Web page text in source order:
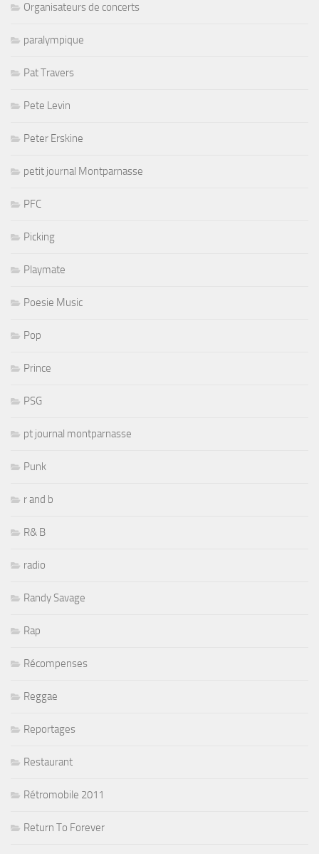
Organisateurs de concerts
paralympique
Pat Travers
Pete Levin
Peter Erskine
petit journal Montparnasse
PFC
Picking
Playmate
Poesie Music
Pop
Prince
PSG
pt journal montparnasse
Punk
r and b
R& B
radio
Randy Savage
Rap
Récompenses
Reggae
Reportages
Restaurant
Rétromobile 2011
Return To Forever